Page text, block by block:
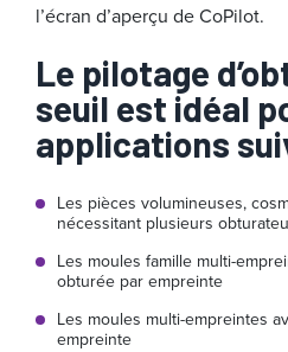
l’écran d’aperçu de CoPilot.
Le pilotage
seuil est idéal
applications
Les pièces volumineuses,
nécessitant plusieurs
Les moules famille multi-
obturée par empreinte
Les moules multi-empreintes
empreinte